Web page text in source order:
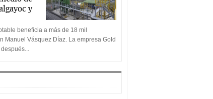
y
beneficia a más de 18 mil
Manuel Vásquez Díaz. La empresa Gold